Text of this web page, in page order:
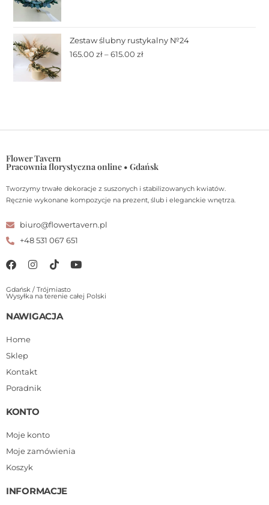
Zestaw ślubny rustykalny №24
165.00zł – 615.00zł
Flower Tavern
Pracownia florystyczna online • Gdańsk
Tworzymy trwałe dekoracje z suszonych i stabilizowanych kwiatów.
Ręcznie wykonane kompozycje na prezent, ślub i eleganckie wnętrza.
biuro@flowertavern.pl
+48 531 067 651
Gdańsk / Trójmiasto
Wysyłka na terenie całej Polski
NAWIGACJA
Home
Sklep
Kontakt
Poradnik
KONTO
Moje konto
Moje zamówienia
Koszyk
INFORMACJE